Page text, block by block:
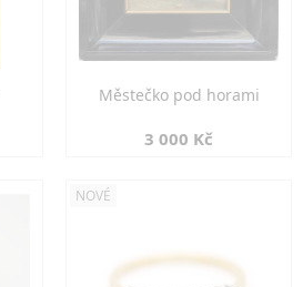
Městečko pod horami
3 000 Kč
NOVÉ